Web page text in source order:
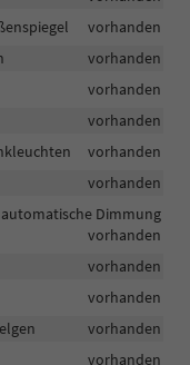
vorhanden
vorhanden
vorhanden
vorhanden
vorhanden
vorhanden
Dimmung
vorhanden
vorhanden
vorhanden
vorhanden
vorhanden